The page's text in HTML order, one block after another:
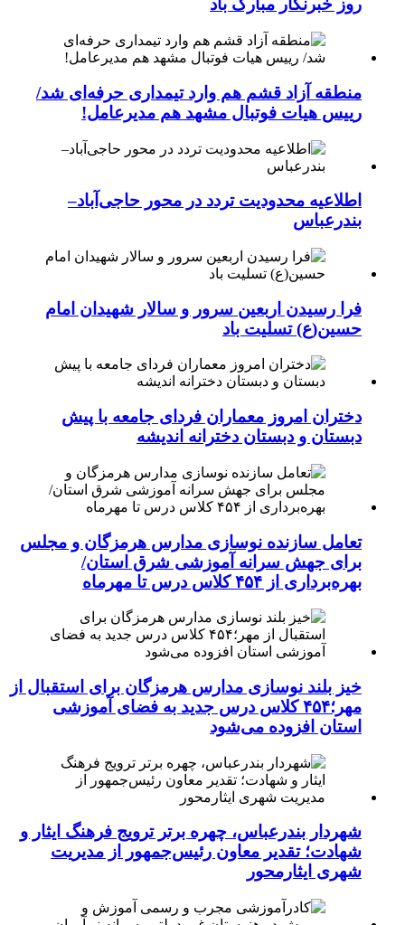
روز خبرنگار مبارک باد
منطقه آزاد قشم هم وارد تیمداری حرفه‌ای شد/
رییس هیات فوتبال مشهد هم مدیرعامل!
اطلاعیه محدودیت تردد در محور حاجی‌آباد–
بندرعباس
فرا رسیدن اربعین سرور و سالار شهیدان امام
حسین(ع) تسلیت باد
دختران امروز معماران فردای جامعه با پیش
دبستان و دبستان دخترانه اندیشه
تعامل سازنده نوسازی مدارس هرمزگان و مجلس
برای جهش سرانه آموزشی شرق استان/
بهره‌برداری از ۴۵۴ کلاس درس تا مهرماه
خیز بلند نوسازی مدارس هرمزگان برای استقبال از
مهر؛۴۵۴ کلاس درس جدید به فضای آموزشی
استان افزوده می‌شود
شهردار بندرعباس، چهره برتر ترویج فرهنگ ایثار و
شهادت؛ تقدیر معاون رئیس‌جمهور از مدیریت
شهری ایثارمحور